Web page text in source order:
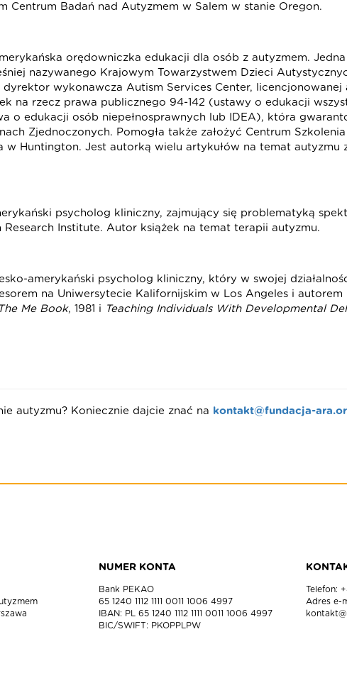
Centrum Badań nad Autyzmem w Salem w stanie Oregon.
orędowniczka edukacji dla osób z autyzmem. Jedna
nazywanego Krajowym Towarzystwem Dzieci
dyrektor wykonawcza Autism Services Center, licencjonowanej
na rzecz prawa publicznego 94-142 (ustawy o edukacji
o edukacji osób niepełnosprawnych lub IDEA), która
Zjednoczonych. Pomogła także założyć Centrum
w Huntington. Jest autorką wielu artykułów na temat autyzmu
psycholog kliniczny, zajmujący się problematyką
Institute. Autor książek na temat terapii autyzmu.
amerykański psycholog kliniczny, który w swojej
na Uniwersytecie Kalifornijskim w Los Angeles i autorem
Me Book, 1981 i Teaching Individuals With Developmental
autyzmu? Koniecznie dajcie znać na kontakt@fundacja-
NUMER KONTA
Bank PEKAO
65 1240 1112 1111 0011 1006 4997
IBAN: PL 65 1240 1112 1111 0011 1006 4997
BIC/SWIFT: PKOPPLPW
Telefon:
Adres e-